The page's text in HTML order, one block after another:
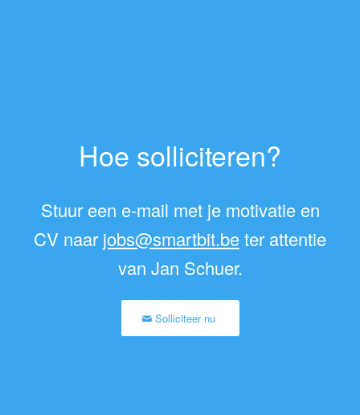
Hoe solliciteren?
Stuur een e-mail met je motivatie en
CV naar jobs@smartbit.beter attentie
van Jan Schuer.
Solliciteer nu